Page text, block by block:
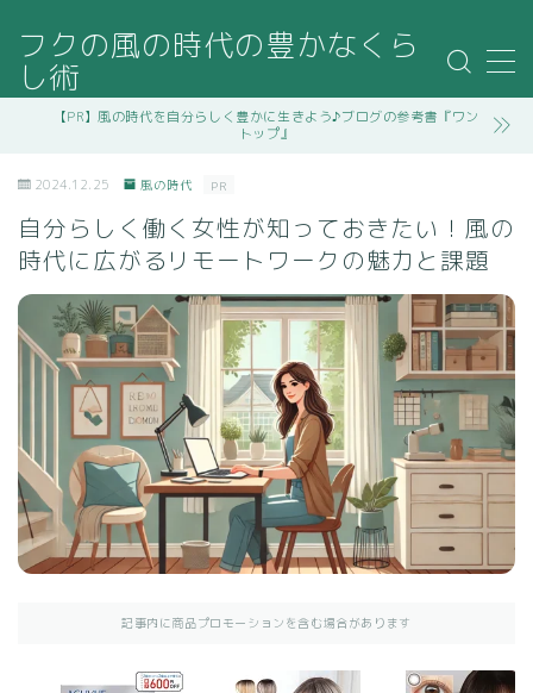
フクの風の時代の豊かなくら
し術
MENU
管理人プロフィール
運営者情報
プライバシーポリシー・免責事項
お問い合わせ
【PR】風の時代を自分らしく豊かに生きよう♪ブログの参考書『ワン
トップ』
2024.12.25 風の時代 PR
自分らしく働く女性が知っておきたい！風の
時代に広がるリモートワークの魅力と課題
記事内に商品プロモーションを含む場合があります